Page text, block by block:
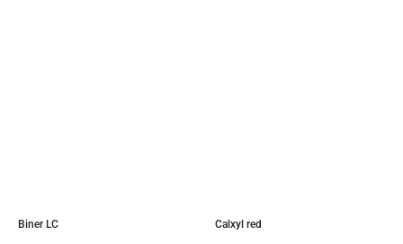
Biner LC Calxyl red